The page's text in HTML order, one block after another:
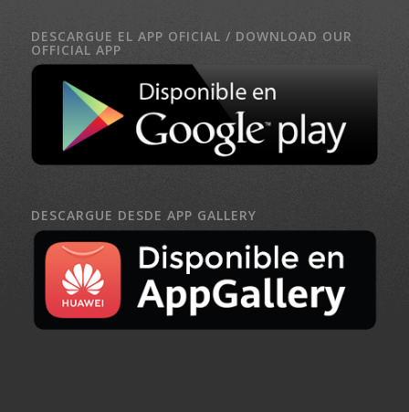
DESCARGUE EL APP OFICIAL / DOWNLOAD OUR
OFFICIAL APP
DESCARGUE DESDE APP GALLERY